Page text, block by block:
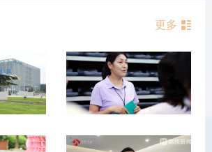
更多